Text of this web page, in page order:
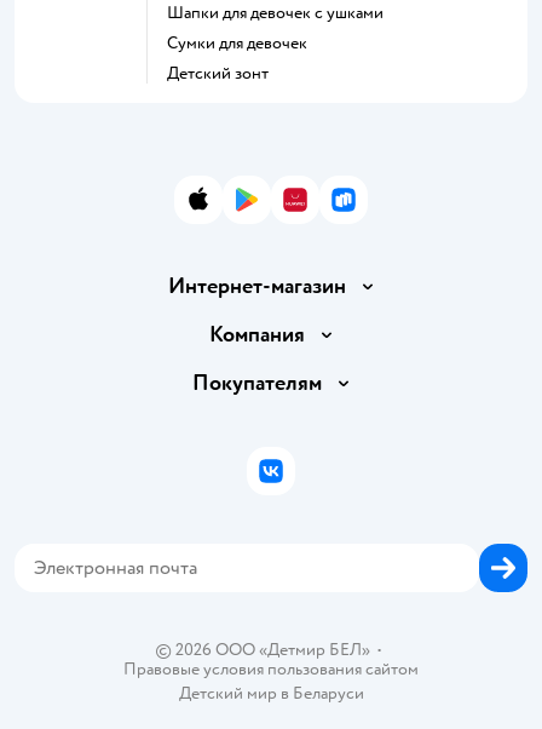
Шапки для девочек с ушками
Сумки для девочек
Детский зонт
App StoreGoogle Play
AppGallery
RuStore
Интернет-магазин
Доставка и оплата
Правила продажи
Политика использования файлов cookie
Компания
Вакансии
Покупателям
Бонусные карты
© 2026 ООО «Детмир БЕЛ»•
Правовые условия пользования сайтом
Детский мир в Беларуси
ВКонтакте